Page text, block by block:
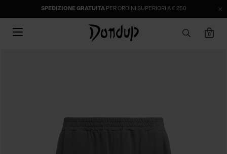
SPEDIZIONE GRATUITAPER ORDINI SUPERIORI A € 250
0